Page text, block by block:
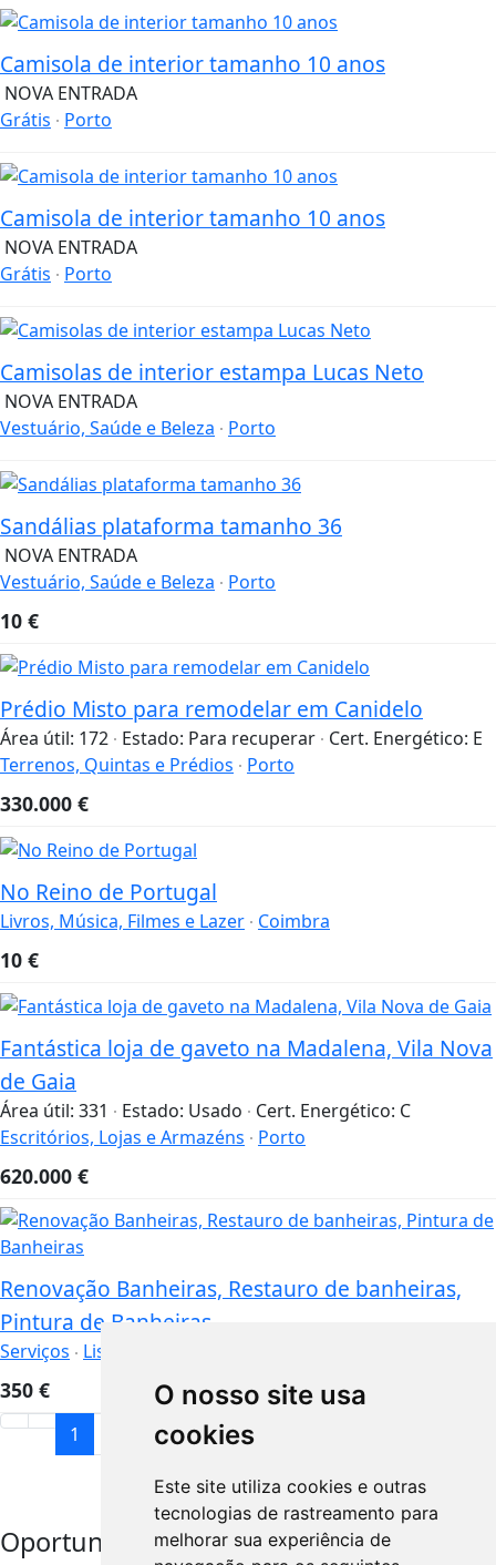
O nosso site usa
cookies
Este site utiliza cookies e outras
tecnologias de rastreamento para
melhorar sua experiência de
Camisola de interior tamanho 10 anos
NOVA ENTRADA
Grátis
Porto
Camisola de interior tamanho 10 anos
NOVA ENTRADA
Grátis
Porto
Camisolas de interior estampa Lucas Neto
NOVA ENTRADA
Vestuário, Saúde e Beleza
Porto
Sandálias plataforma tamanho 36
NOVA ENTRADA
Vestuário, Saúde e Beleza
Porto
10 €
Prédio Misto para remodelar em Canidelo
Área útil: 172 Estado: Para recuperar Cert. Energético: E
Terrenos, Quintas e Prédios
Porto
330.000 €
No Reino de Portugal
Livros, Música, Filmes e Lazer Coimbra
10 €
Fantástica loja de gaveto na Madalena, Vila Nova
de Gaia
Área útil: 331 Estado: Usado Cert. Energético: C
Escritórios, Lojas e Armazéns
Porto
620.000 €
Renovação Banheiras, Restauro de banheiras,
Pintura de Banheiras
Serviços Lisboa
350 €
1
Oportunidades